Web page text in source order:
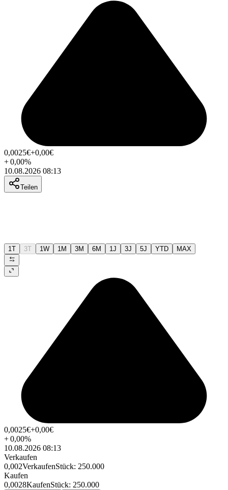
0,0025€+0,00€
+0,00%
10.08.2026 08:13
Teilen
1T 3T 1W 1M 3M 6M 1J 3J 5J YTD MAX
0,0025€+0,00€
+0,00%
10.08.2026 08:13
Verkaufen
0,002VerkaufenStück: 250.000
Kaufen
0,0028KaufenStück: 250.000